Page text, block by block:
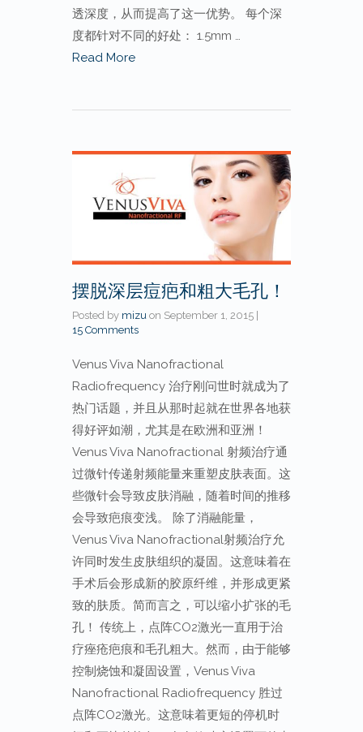
透深度，从而提高了这一优势。 每个深
度都针对不同的好处： 1.5mm …
Read More
摆脱深层痘疤和粗大毛孔！
Posted by mizu on September 1, 2015
15 Comments
Venus Viva Nanofractional
Radiofrequency 治疗刚问世时就成为了
热门话题，并且从那时起就在世界各地获
得好评如潮，尤其是在欧洲和亚洲！
Venus Viva Nanofractional 射频治疗通
过微针传递射频能量来重塑皮肤表面。这
些微针会导致皮肤消融，随着时间的推移
会导致疤痕变浅。 除了消融能量，
Venus Viva Nanofractional射频治疗允
许同时发生皮肤组织的凝固。这意味着在
手术后会形成新的胶原纤维，并形成更紧
致的肤质。简而言之，可以缩小扩张的毛
孔！ 传统上，点阵CO2激光一直用于治
疗痤疮疤痕和毛孔粗大。然而，由于能够
控制烧蚀和凝固设置，Venus Viva
Nanofractional Radiofrequency 胜过
点阵CO2激光。这意味着更短的停机时